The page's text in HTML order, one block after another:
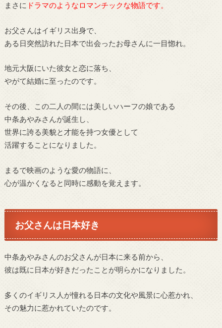
まさに ドラマのようなロマンチックな物語です。
お父さんはイギリス出身で、
ある日突然訪れた日本で出会ったお母さんに一目惚れ。
地元大阪にいた彼女と恋に落ち、
やがて結婚に至ったのです。
その後、この二人の間には美しいハーフの娘である
中条あやみさんが誕生し、
世界に誇る美貌と才能を持つ女優として
活躍することになりました。
まるで映画のような愛の物語に、
心が温かくなると同時に感動を覚えます。
お父さんは日本好き
中条あやみさんのお父さんが日本に来る前から、
彼は既に日本が好きだったことが明らかになりました。
多くのイギリス人が憧れる日本の文化や風景に心惹かれ、
その魅力に惹かれていたのです。